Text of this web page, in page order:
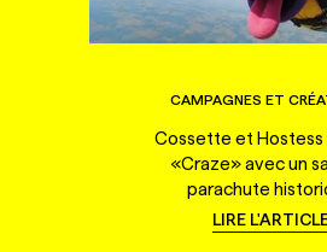
CAMPAGNES ET
Cossette et Hostess
«Craze» avec un
parachute
LIRE